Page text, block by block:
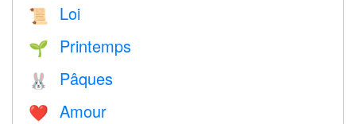
📜 Loi
🌱 Printemps
🐰 Pâques
❤️️ Amour